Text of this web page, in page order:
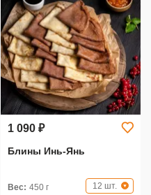
1 090 ₽
Блины Инь-Янь
Вес: 450 г 12 шт.